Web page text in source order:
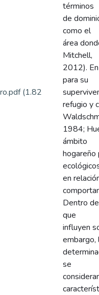
(1.82
términos
de
como el
área
Mitchell,
2012).
para su
refugio y
1984;
ámbito
hogareño
en
Dentro
que
influyen
embargo,
se